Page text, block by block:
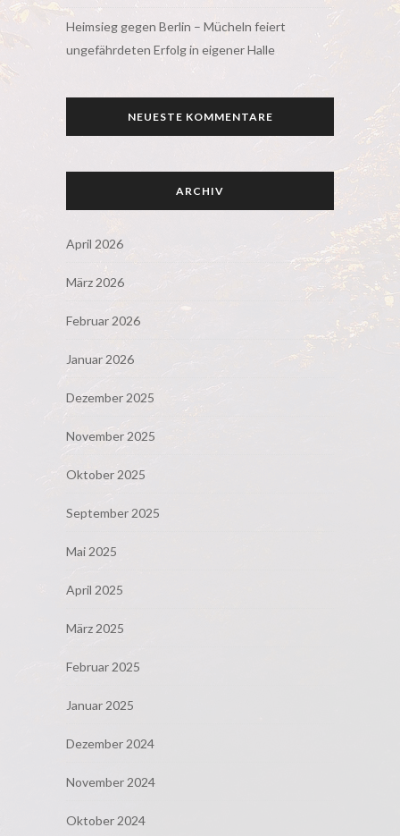
Heimsieg gegen Berlin – Mücheln feiert
ungefährdeten Erfolg in eigener Halle
NEUESTE KOMMENTARE
ARCHIV
April 2026
März 2026
Februar 2026
Januar 2026
Dezember 2025
November 2025
Oktober 2025
September 2025
Mai 2025
April 2025
März 2025
Februar 2025
Januar 2025
Dezember 2024
November 2024
Oktober 2024